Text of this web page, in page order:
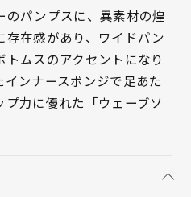
い
のパンプスに、異素材の煌
存在感があり、ワイドパン
ムスのアクセントになり
ンナースポンジで足あた
力に優れた「ウェーブソ